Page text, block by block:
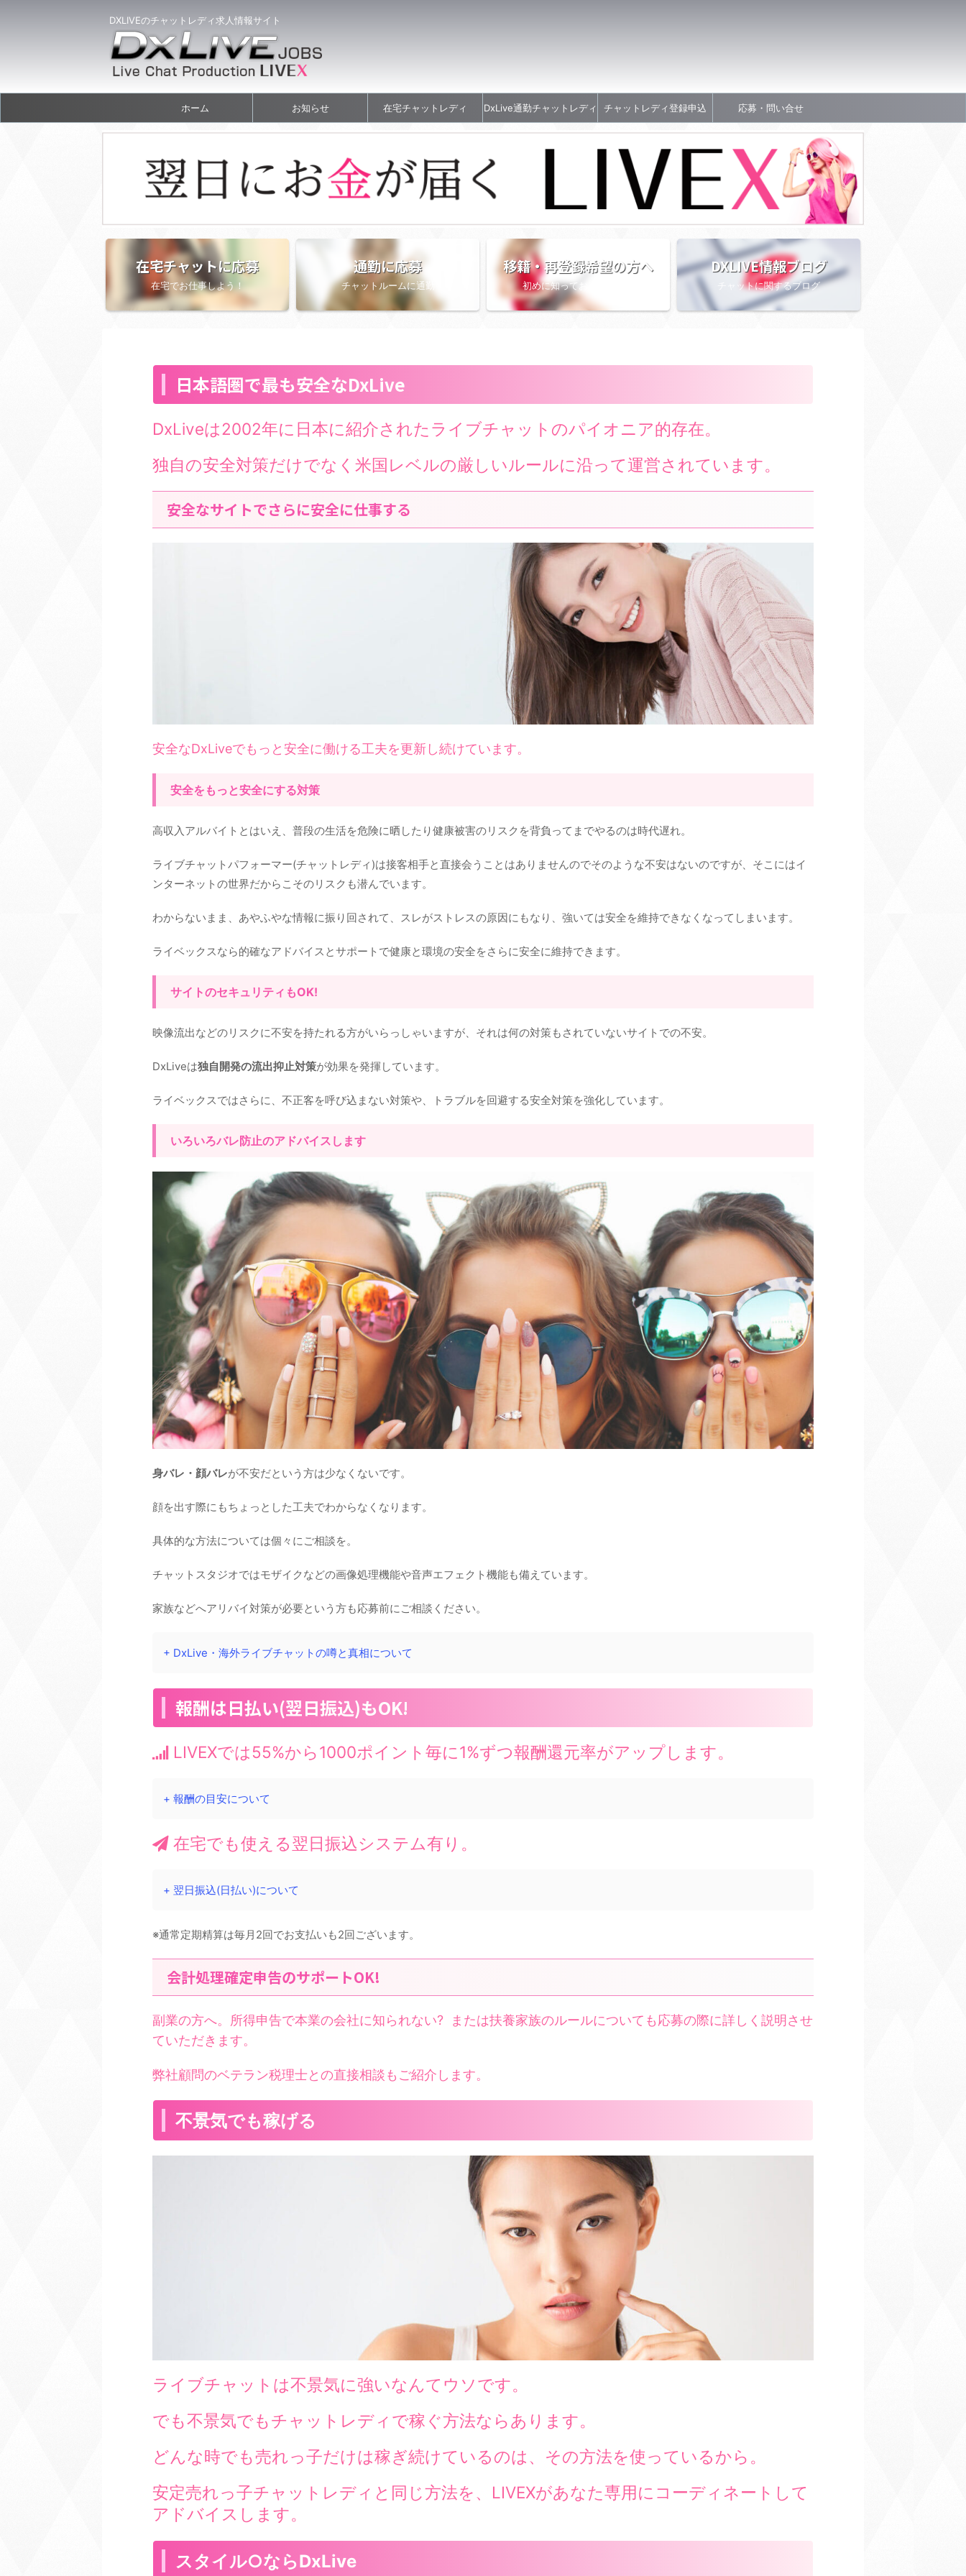
DXLIVEのチャットレディ求人情報サイト
ホーム お知らせ 在宅チャットレディ DxLive通勤チャットレディ チャットレディ登録申込 応募・問い合せ
在宅チャットに応募
在宅でお仕事しよう！
通勤に応募
チャットルームに通勤
移籍・再登録希望の方へ
初めに知っておきたい情報
DXLIVE情報ブログ
チャットに関するブログ
日本語圏で最も安全なDxLive
DxLiveは2002年に日本に紹介されたライブチャットのパイオニア的存在。
独自の安全対策だけでなく米国レベルの厳しいルールに沿って運営されています。
安全なサイトでさらに安全に仕事する
安全なDxLiveでもっと安全に働ける工夫を更新し続けています。
安全をもっと安全にする対策
高収入アルバイトとはいえ、普段の生活を危険に晒したり健康被害のリスクを背負ってまでやるのは時代遅れ。
ライブチャットパフォーマー(チャットレディ)は接客相手と直接会うことはありませんのでそのような不安はないのですが、 そこにはイ
ンターネットの世界だからこそのリスクも潜んでいます。
わからないまま、あやふやな情報に振り回されて、スレがストレスの原因にもなり、強いては安全を維持できなくなってしまいます。
ライベックスなら的確なアドバイスとサポートで健康と環境の安全をさらに安全に維持できます。
サイトのセキュリティもOK!
映像流出などのリスクに不安を持たれる方がいらっしゃいますが、それは何の対策もされていないサイトでの不安。
DxLiveは独自開発の流出抑止対策が効果を発揮しています。
ライベックスではさらに、不正客を呼び込まない対策や、トラブルを回避する安全対策を強化しています。
いろいろバレ防止のアドバイスします
身バレ・顔バレが不安だという方は少なくないです。
顔を出す際にもちょっとした工夫でわからなくなります。
具体的な方法については個々にご相談を。
チャットスタジオではモザイクなどの画像処理機能や音声エフェクト機能も備えています。
家族などへアリバイ対策が必要という方も応募前にご相談ください。
+ DxLive・海外ライブチャットの噂と真相について
報酬は日払い(翌日振込)もOK!
LIVEXでは55%から1000ポイント毎に1%ずつ報酬還元率がアップします。
+ 報酬の目安について
在宅でも使える翌日振込システム有り。
+ 翌日振込(日払い)について
※通常定期精算は毎月2回でお支払いも2回ございます。
会計処理確定申告のサポートOK!
副業の方へ。所得申告で本業の会社に知られない? または扶養家族のルールについても応募の際に詳しく説明させ
ていただきます。
弊社顧問のベテラン税理士との直接相談もご紹介します。
不景気でも稼げる
ライブチャットは不景気に強いなんてウソです。
でも不景気でもチャットレディで稼ぐ方法ならあります。
どんな時でも売れっ子だけは稼ぎ続けているのは、その方法を使っているから。
安定売れっ子チャットレディと同じ方法を、LIVEXがあなた専用にコーディネートして
アドバイスします。
スタイル○ならDxLive